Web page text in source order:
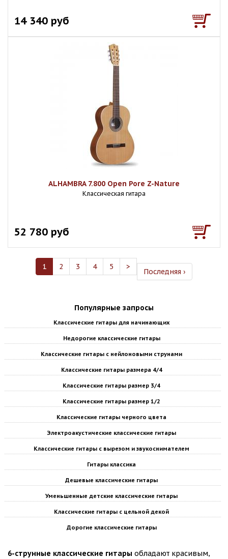
14 340 руб
ALHAMBRA 7.800 Open Pore Z-Nature
Классическая гитара
52 780 руб
1 2 3 4 5 >
Последняя ›
Популярные запросы
Классические гитары для начинающих
Недорогие классические гитары
Классические гитары с нейлоновыми струнами
Классические гитары размера 4/4
Классические гитары размер 3/4
Классические гитары размер 1/2
Классические гитары черного цвета
Электроакустические классические гитары
Классические гитары с вырезом и звукоснимателем
Гитары классика
Дешевые классические гитары
Уменьшенные детские классические гитары
Классические гитары с цельной декой
Дорогие классические гитары
6-струнные классические гитары обладают красивым,